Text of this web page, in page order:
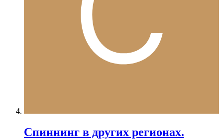
Спиннинг в других регионах.